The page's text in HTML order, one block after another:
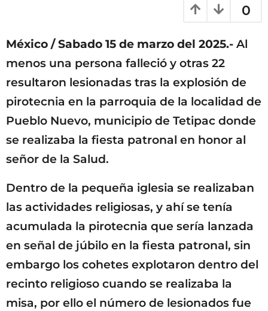
0
México / Sabado 15 de marzo del 2025.- Al
menos una persona falleció y otras 22
resultaron lesionadas tras la explosión de
pirotecnia en la parroquia de la localidad de
Pueblo Nuevo, municipio de Tetipac donde
se realizaba la fiesta patronal en honor al
señor de la Salud.
Dentro de la pequeña iglesia se realizaban
las actividades religiosas, y ahí se tenía
acumulada la pirotecnia que sería lanzada
en señal de júbilo en la fiesta patronal, sin
embargo los cohetes explotaron dentro del
recinto religioso cuando se realizaba la
misa, por ello el número de lesionados fue